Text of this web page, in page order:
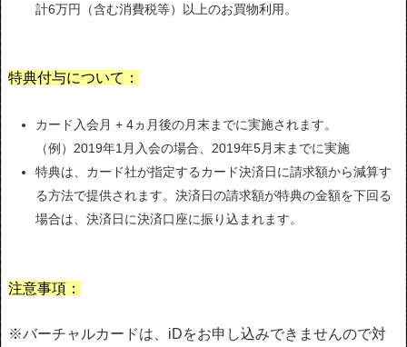
計6万円（含む消費税等）以上のお買物利用。
特典付与について：
カード入会月 + 4ヵ月後の月末までに実施されます。
（例）2019年1月入会の場合、2019年5月末までに実施
特典は、カード社が指定するカード決済日に請求額から減算す
る方法で提供されます。決済日の請求額が特典の金額を下回る
場合は、決済日に決済口座に振り込まれます。
注意事項：
※バーチャルカードは、iDをお申し込みできませんので対